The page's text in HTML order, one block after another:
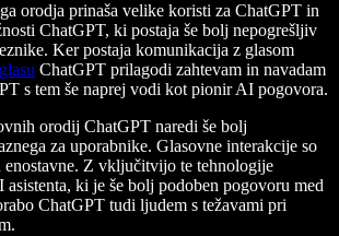
orodja prinaša velike koristi za ChatGPT in
ChatGPT, ki postaja še bolj nepogrešljiv
Ker postaja komunikacija z glasom
ChatGPT prilagodi zahtevam in navadam
s tem še naprej vodi kot pionir AI pogovora.
orodij ChatGPT naredi še bolj
za uporabnike. Glasovne interakcije so
enostavne. Z vključitvijo te tehnologije
ki je še bolj podoben pogovoru med
ChatGPT tudi ljudem s težavami pri